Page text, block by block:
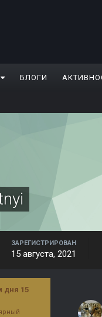
БЛОГИ
ЗАРЕГИСТРИРОВАН
15 августа, 2021
дня 15